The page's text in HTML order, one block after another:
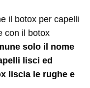
il botox per capelli
con il botox
solo il nome
lisci ed
liscia le rughe e